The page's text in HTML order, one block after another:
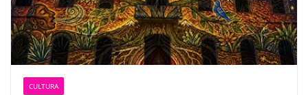
CULTURA